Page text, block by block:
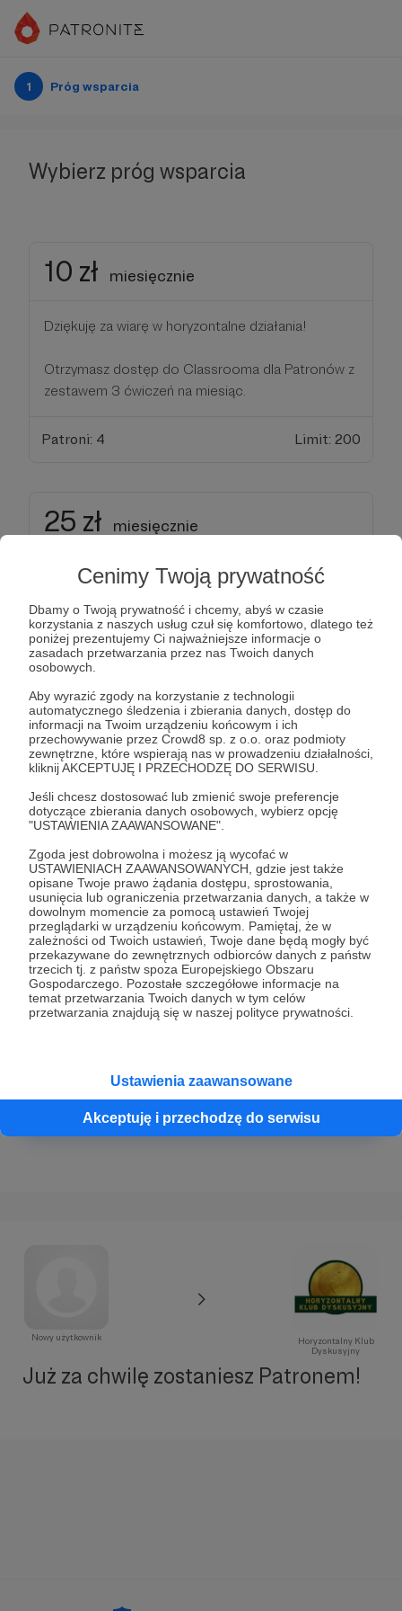
Cenimy Twoją prywatność
Dbamy o Twoją prywatność i chcemy, abyś w czasie
korzystania z naszych usług czuł się komfortowo, dlatego też
poniżej prezentujemy Ci najważniejsze informacje o
zasadach przetwarzania przez nas Twoich danych
osobowych.
Aby wyrazić zgody na korzystanie z technologii
automatycznego śledzenia i zbierania danych, dostęp do
informacji na Twoim urządzeniu końcowym i ich
przechowywanie przez Crowd8 sp. z o.o. oraz podmioty
zewnętrzne, które wspierają nas w prowadzeniu działalności,
kliknij AKCEPTUJĘ I PRZECHODZĘ DO SERWISU.
Jeśli chcesz dostosować lub zmienić swoje preferencje
dotyczące zbierania danych osobowych, wybierz opcję
"USTAWIENIA ZAAWANSOWANE".
Zgoda jest dobrowolna i możesz ją wycofać w
USTAWIENIACH ZAAWANSOWANYCH, gdzie jest także
opisane Twoje prawo żądania dostępu, sprostowania,
usunięcia lub ograniczenia przetwarzania danych, a także w
dowolnym momencie za pomocą ustawień Twojej
przeglądarki w urządzeniu końcowym. Pamiętaj, że w
zależności od Twoich ustawień, Twoje dane będą mogły być
przekazywane do zewnętrznych odbiorców danych z państw
trzecich tj. z państw spoza Europejskiego Obszaru
Gospodarczego. Pozostałe szczegółowe informacje na
temat przetwarzania Twoich danych w tym celów
przetwarzania znajdują się w naszej polityce prywatności.
Ustawienia zaawansowane
Akceptuję i przechodzę do serwisu
1 Próg wsparcia
Wybierz próg wsparcia
10 zł miesięcznie
Dziękuję za wiarę w horyzontalne działania!
Otrzymasz dostęp do Classrooma dla Patronów z
zestawem 3 ćwiczeń na miesiąc.
Patroni: 4 Limit: 200
25 zł miesięcznie
Dziękuję za wiarę w horyzontalne działania!
Otrzymasz dostęp do specjalnych spotkań
patronów online. Będą one przestrzenią do
wspólnej dyskusji, refleksji na różne tematy oraz
Obowiązują także nagrody z poprzednich progów.
Patroni: 6 Limit: 100
100 zł miesięcznie
Dziękuję za wiarę w horyzontalne działania!
Nagroda za ten próg to #TUTORING - 90-
minutowe spotkanie online z ćwiczeniami - do
wyboru przez Patrona wedle potrzeby
indywidualnej. Spotkanie raz na 3 miesiące.
Patroni: 5 Limit: 60
Nowy użytkownik
Horyzontalny Klub
Dyskusyjny
Już za chwilę zostaniesz Patronem!